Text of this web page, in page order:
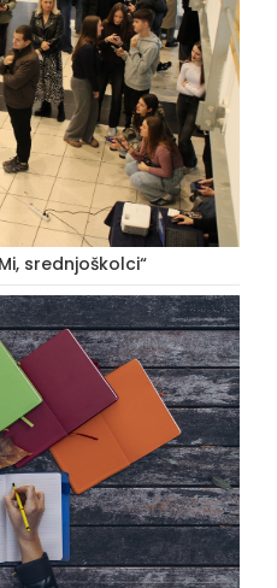
srednjoškolci“